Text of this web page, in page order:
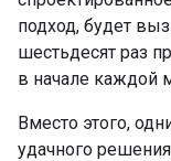
подход, будет
шестьдесят раз
в начале каждой
Вместо этого,
удачного